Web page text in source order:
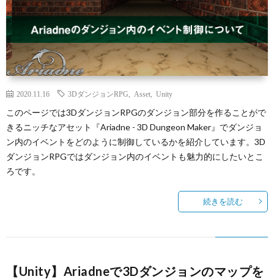
2020.11.16 3DダンジョンRPG Asset Unity
このページでは3DダンジョンRPGのダンジョン部分を作ることがで
きるニッチなアセット『Ariadne - 3D Dungeon Maker』でダンジョ
ン内のイベントをどのように制御しているかを紹介しています。3D
ダンジョンRPGではダンジョン内のイベントも魅力的にしたいとこ
ろです。
続きを読む
【Unity】Ariadneで3Dダンジョンのマップを